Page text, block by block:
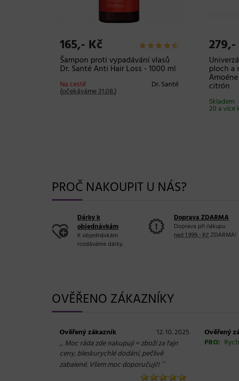
165,- Kč
Šampon proti vypadávání vlasů
Dr. Santé Anti Hair Loss - 1000 ml
Dr. Santé
Na cestě
(očekáváme 31.08.)
ploch a
citrón
Skladem
20 a více
PROČ NAKOUPIT U NÁS?
Dárky k
objednávkám
K objednávkám
rozdáváme dárky.
Doprava ZDARMA
Doprava při nákupu
nad 1.999,- KčZDARMA!
OVĚŘENO ZÁKAZNÍKY
Ověřený zákazník 12. 10. 2025
„ Moc ráda zde nakupuji = zboží za fajn
ceny, bleskurychlé dodání, pečlivě
zabalené. Všem moc doporučuji!!“
Ověřený
PRO: